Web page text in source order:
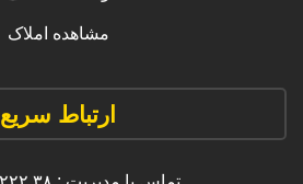
مشاهده املاک
ارتباط سریع